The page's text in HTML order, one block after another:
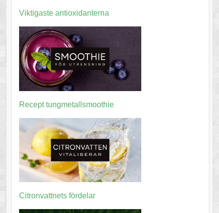
Viktigaste antioxidanterna
Recept tungmetallsmoothie
Citronvattnets fördelar